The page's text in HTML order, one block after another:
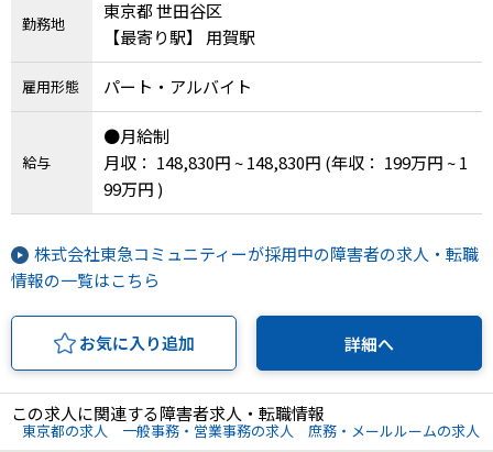
勤務地
東京都 世田谷区
【最寄り駅】 用賀駅
雇用形態 パート・アルバイト
給与
●月給制
月収： 148,830円 ~ 148,830円 (年収： 199万円 ~ 1
99万円 )
株式会社東急コミュニティーが採用中の障害者の求人・転職
情報の一覧はこちら
お気に入り追加 詳細へ
この求人に関連する障害者求人・転職情報
東京都の求人 一般事務・営業事務の求人 庶務・メールルームの求人